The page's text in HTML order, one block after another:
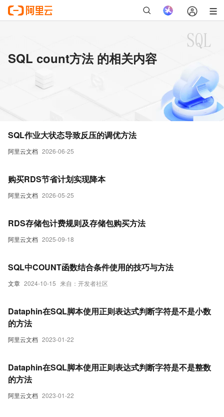
SQL count方法 的相关内容
阿里云文档 2026-06-25
SQL作业大状态导致反压的调优方法
阿里云文档 2026-05-25
购买RDS节省计划实现降本
阿里云文档 2025-09-18
RDS存储包计费规则及存储包购买方法
文章 2024-10-15 来自：开发者社区
SQL中COUNT函数结合条件使用的技巧与方法
阿里云文档 2023-01-22
Dataphin在SQL脚本使用正则表达式判断字符是不是小数
的方法
阿里云文档 2023-01-22
Dataphin在SQL脚本使用正则表达式判断字符是不是整数
的方法